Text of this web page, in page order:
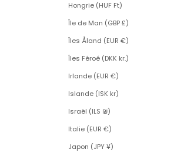
Hongrie (HUF Ft)
Île de Man (GBP £)
Îles Åland (EUR €)
Îles Féroé (DKK kr.)
Irlande (EUR €)
Islande (ISK kr)
Israël (ILS ₪)
Italie (EUR €)
Japon (JPY ¥)